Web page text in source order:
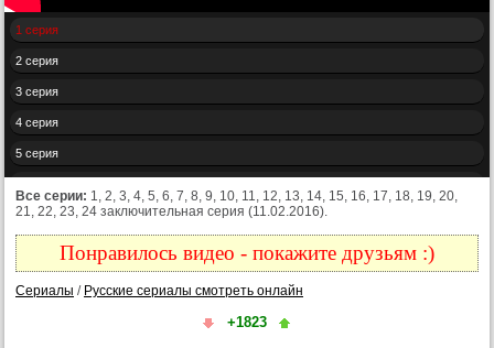
1 серия
2 серия
3 серия
4 серия
5 серия
7 серия
8 серия
9 серия
Все серии: 1, 2, 3, 4, 5, 6, 7, 8, 9, 10, 11, 12, 13, 14, 15, 16, 17, 18, 19, 20,
21, 22, 23, 24 заключительная серия (11.02.2016).
Понравилось видео - покажите друзьям :)
Сериалы / Русские сериалы смотреть онлайн
+1823